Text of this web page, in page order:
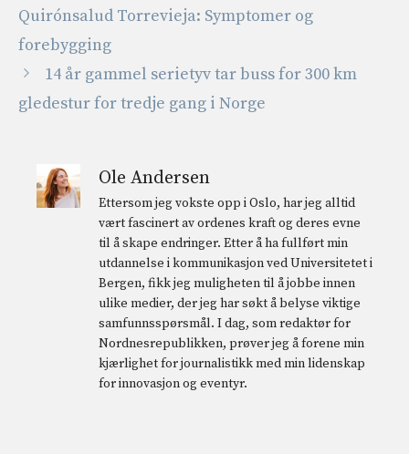
Quirónsalud Torrevieja: Symptomer og
forebygging
14 år gammel serietyv tar buss for 300 km
gledestur for tredje gang i Norge
Ole Andersen
Ettersom jeg vokste opp i Oslo, har jeg alltid
vært fascinert av ordenes kraft og deres evne
til å skape endringer. Etter å ha fullført min
utdannelse i kommunikasjon ved Universitetet i
Bergen, fikk jeg muligheten til å jobbe innen
ulike medier, der jeg har søkt å belyse viktige
samfunnsspørsmål. I dag, som redaktør for
Nordnesrepublikken, prøver jeg å forene min
kjærlighet for journalistikk med min lidenskap
for innovasjon og eventyr.